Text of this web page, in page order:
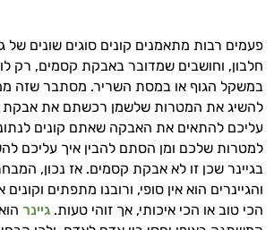
פעמים רבות מתאמנים קונים סוגים שונים של
חלבון, וחושבים שמדובר באבקת קסמים, רק
במשקל הגוף או במסת השריר. מסתבר שזה
להשיג את המטרות שלשמן רכשתם את אבקת
עליכם להתאים את האבקה שאתם קונים
למטרות שלכם ומן הסתם להבין איך עליכם
בגיינר שכן זו לא אבקת קסמים. אז נכון,
והגיינרים הוא אין סופי, ורובנו מתפתים
הכי טוב או הכי איכותי, אך זוהי טעות. גיינר